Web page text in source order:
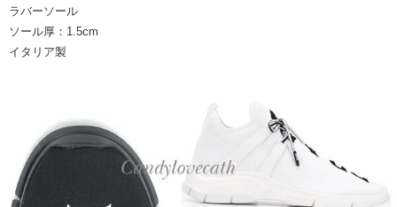
ラバーソール
ソール厚：1.5cm
イタリア製